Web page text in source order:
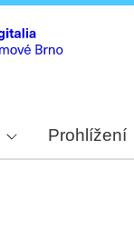
Prohlížení